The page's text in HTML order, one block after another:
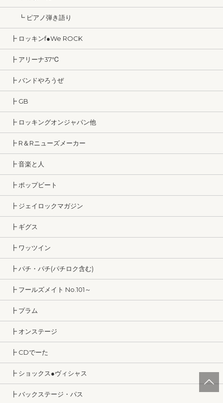
┗ ピアノ弾き語り
┣ ロッキンf●We ROCK
┣ アリーナ37℃
┣ バンドやろうぜ
┣ GB
┣ ロッキングオンジャパン他
┣ R＆Rニューズメーカー
┣ 音楽と人
┣ ポップビート
┣ ジェイロックマガジン
┣ ギグス
┣ ワッツイン
┣ パチ・パチ(パチロク含む)
┣ フールズメイト No.101～
┣ プラム
┣ オンステージ
┣ CDでーた
┣ ショックス●ヴィシャス
┣ バックステージ・パス